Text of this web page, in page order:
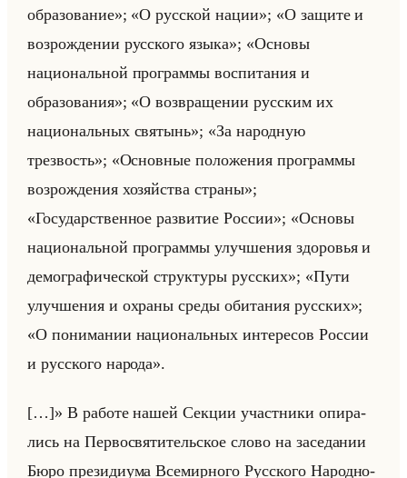
образование»; «О русской нации»; «О защите и
возрождении русского языка»; «Основы
национальной программы воспитания и
образования»; «О возвращении русским их
национальных святынь»; «За народную
трезвость»; «Основные положения программы
возрождения хозяйства страны»;
«Государственное развитие России»; «Основы
национальной программы улучшения здоровья и
демографической структуры русских»; «Пути
улучшения и охраны среды обитания русских»;
«О понимании национальных интересов России
и русского народа».
[…]» В ра­бо­те нашей Сек­ции участ­ни­ки опи­ра­
лись на Пер­во­свя­ти­тельское слово на за­се­да­нии
Бюро пре­зи­ди­ума Все­мир­но­го Рус­ско­го На­род­но­